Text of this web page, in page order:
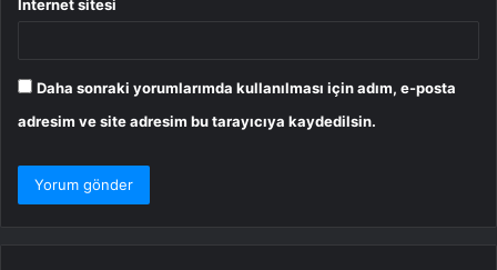
İnternet sitesi
Daha sonraki yorumlarımda kullanılması için adım, e-posta
adresim ve site adresim bu tarayıcıya kaydedilsin.